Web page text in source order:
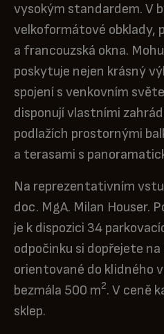
vysokým standardem. V
velkoformátové obklady,
a francouzská okna.
poskytuje nejen krásný
spojení s venkovním
disponují vlastními
podlažích prostornými
a terasami s
Na reprezentativním
doc. MgA. Milan Houser.
je k dispozici 34
odpočinku si dopřejete
orientované do klidného
bezmála 500 m2. V ceně
sklep.